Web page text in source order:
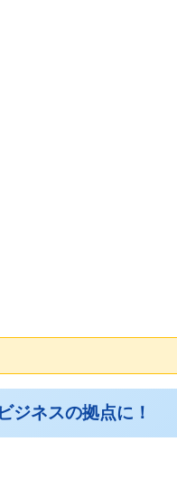
ジネスの拠点に！